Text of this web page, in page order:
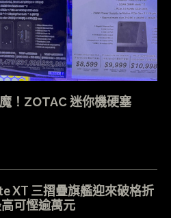
！ZOTAC 迷你機硬塞
XT 三摺疊旗艦迎來破格折
可慳逾萬元